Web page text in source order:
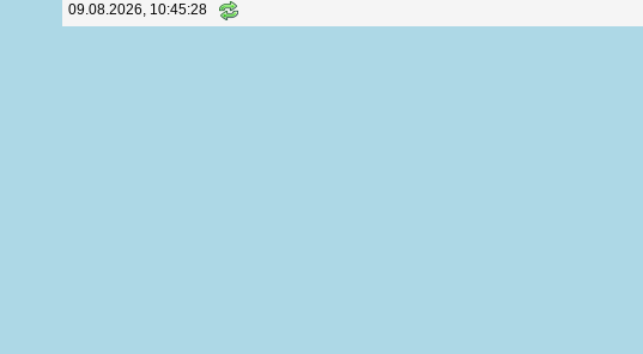
09.08.2026, 10:45:28